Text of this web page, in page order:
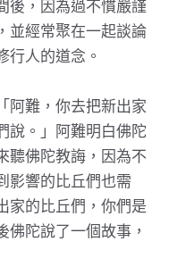
後，因為過不慣嚴謹
並經常聚在一起談論
行人的道念。
阿難，你去把新出家
說。」阿難明白佛陀
聽佛陀教誨，因為不
影響的比丘們也需
家的比丘們，你們是
佛陀說了一個故事，